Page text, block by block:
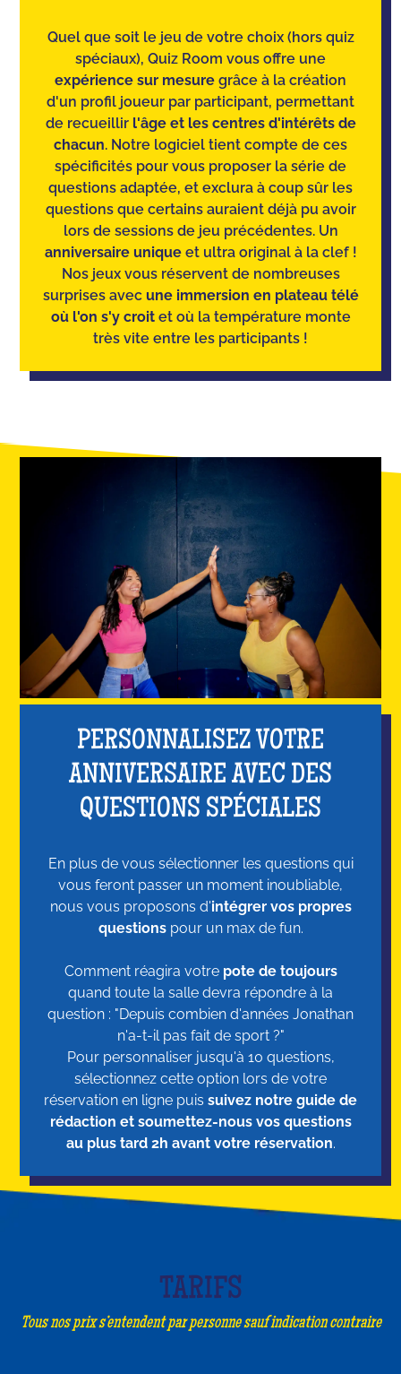
Quel que soit le jeu de votre choix (hors quiz
spéciaux), Quiz Room vous offre une
expérience sur mesure grâce à la création
d'un profil joueur par participant, permettant
de recueillir l'âge et les centres d'intérêts de
chacun. Notre logiciel tient compte de ces
spécificités pour vous proposer la série de
questions adaptée, et exclura à coup sûr les
questions que certains auraient déjà pu avoir
lors de sessions de jeu précédentes. Un
anniversaire uniqueet ultra original à la clef !
Nos jeux vous réservent de nombreuses
surprises avec une immersion en plateau télé
où l'on s'y croitet où la température monte
très vite entre les participants !
PERSONNALISEZ VOTRE
ANNIVERSAIRE AVEC DES
QUESTIONS SPÉCIALES
En plus de vous sélectionner les questions qui
vous feront passer un moment inoubliable,
nous vous proposons d'intégrer vos propres
questions pour un max de fun.
Comment réagira votre pote de toujours
quand toute la salle devra répondre à la
question : "Depuis combien d'années Jonathan
n'a-t-il pas fait de sport ?"
Pour personnaliser jusqu'à 10 questions,
sélectionnez cette option lors de votre
réservation en ligne puis suivez notre guide de
rédaction et soumettez-nous vos questions
au plus tard 2h avant votre réservation.
TARIFS
Tous nos prix s’entendent par personne sauf indication contraire